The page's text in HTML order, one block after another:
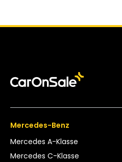
Mercedes-Benz
Mercedes A-Klasse
Mercedes C-Klasse